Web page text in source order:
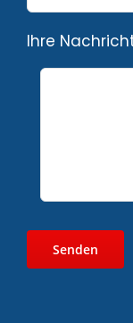
Ihre